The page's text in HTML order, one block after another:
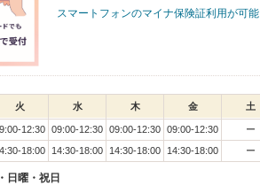
スマートフォンのマイナ保険証利用が可能
火 水 木 金 土
12:30 09:00-12:30 09:00-12:30 09:00-12:30 ー
18:00 14:30-18:00 14:30-18:00 14:30-18:00 ー
日曜・祝日